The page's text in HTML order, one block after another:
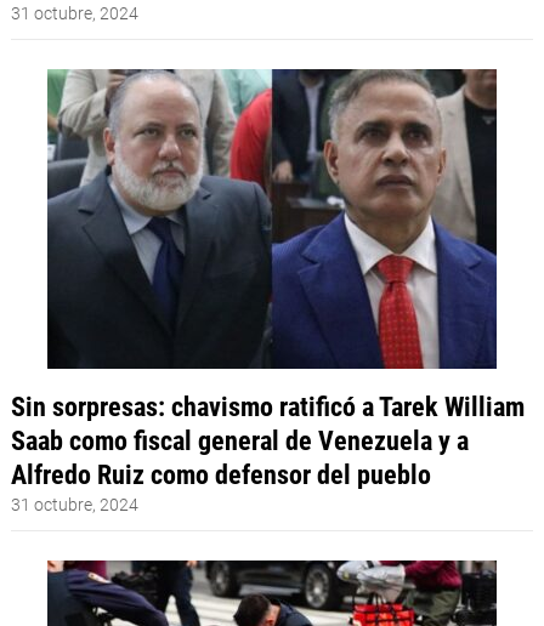
31 octubre, 2024
Sin sorpresas: chavismo ratificó a Tarek William
Saab como fiscal general de Venezuela y a
Alfredo Ruiz como defensor del pueblo
31 octubre, 2024